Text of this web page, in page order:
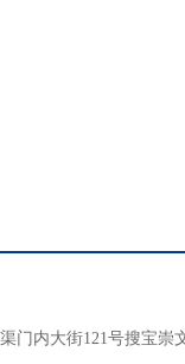
门内大街121号搜宝崇